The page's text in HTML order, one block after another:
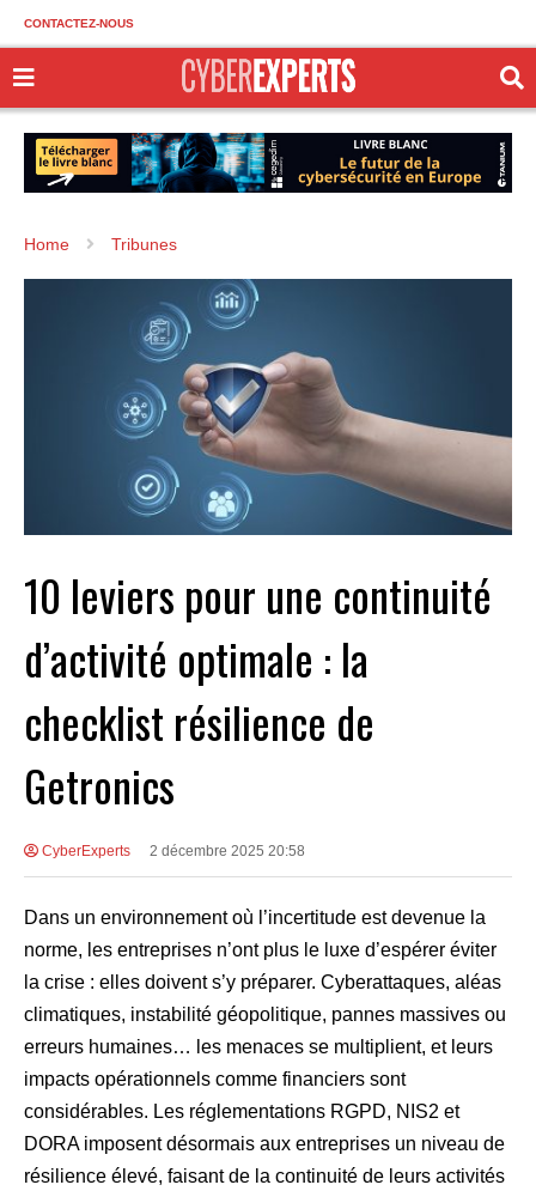
CONTACTEZ-NOUS
Home Tribunes
10 leviers pour une continuité
d’activité optimale : la
checklist résilience de
Getronics
CyberExperts 2 décembre 2025 20:58
Dans un environnement où l’incertitude est devenue la
norme, les entreprises n’ont plus le luxe d’espérer éviter
la crise : elles doivent s’y préparer. Cyberattaques, aléas
climatiques, instabilité géopolitique, pannes massives ou
erreurs humaines… les menaces se multiplient, et leurs
impacts opérationnels comme financiers sont
considérables. Les réglementations RGPD, NIS2 et
DORA imposent désormais aux entreprises un niveau de
résilience élevé, faisant de la continuité de leurs activités